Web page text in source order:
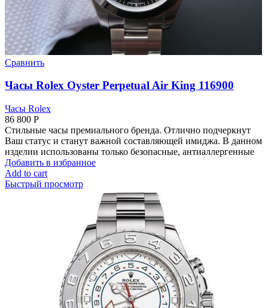
Сравнить
Часы Rolex Oyster Perpetual Air King 116900
Часы Rolex
86 800 Р
Стильные часы премиального бренда. Отлично подчеркнут
Ваш статус и станут важной составляющей имиджа. В данном
изделии использованы только безопасные, антиаллергенные
Добавить в избранное
Add to cart
Быстрый просмотр